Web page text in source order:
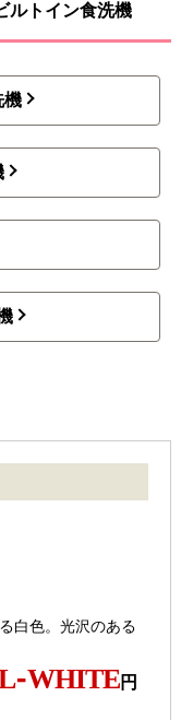
ルトイン食洗機
機
白色。光沢のある
WHITE円